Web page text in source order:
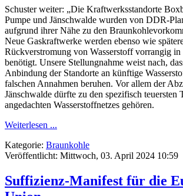
Schuster weiter: „Die Kraftwerksstandorte
Pumpe und Jänschwalde wurden von DDR-
aufgrund ihrer Nähe zu den
Neue Gaskraftwerke werden ebenso wie
Rückverstromung von Wasserstoff vorrangig in
benötigt. Unsere Stellungnahme weist nach,
Anbindung der Standorte an künftige
falschen Annahmen beruhen. Vor allem der
Jänschwalde dürfte zu den spezifisch teuersten
angedachten Wasserstoffnetzes gehören.
Weiterlesen ...
Kategorie: Braunkohle
Veröffentlicht: Mittwoch, 03. April 2024 10:59
Suffizienz-Manifest für die